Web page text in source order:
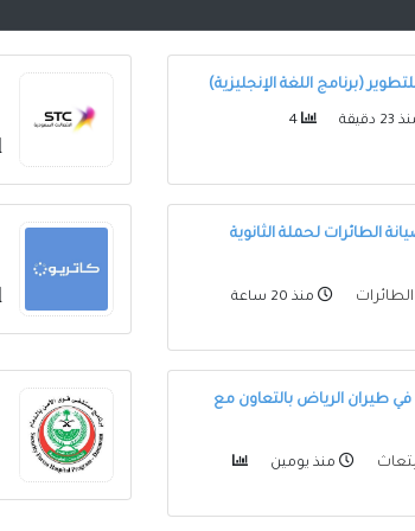
(برنامج اللغة الإنجليزية)
دقيقة
الطائرات لحملة الثانوية
منذ 20 ساعة
طيران الرياض بالتعاون مع
منذ يومين